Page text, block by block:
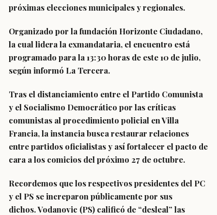
próximas elecciones municipales y regionales.
Organizado por la fundación Horizonte Ciudadano,
la cual lidera la exmandataria, el encuentro está
programado para la 13:30 horas de este 10 de julio,
según informó La Tercera.
Tras el distanciamiento entre el Partido Comunista
y el Socialismo Democrático por las críticas
comunistas al procedimiento policial en Villa
Francia, la instancia busca restaurar relaciones
entre partidos oficialistas y así fortalecer el pacto de
cara a los comicios del próximo 27 de octubre.
Recordemos que los respectivos presidentes del PC
y el PS se increparon públicamente por sus
dichos.Vodanovic (PS) calificó de “desleal” las